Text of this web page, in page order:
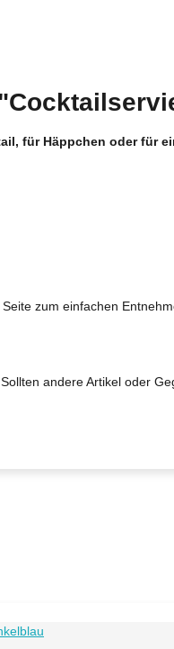
für Häppchen oder für
zum einfachen
andere Artikel oder